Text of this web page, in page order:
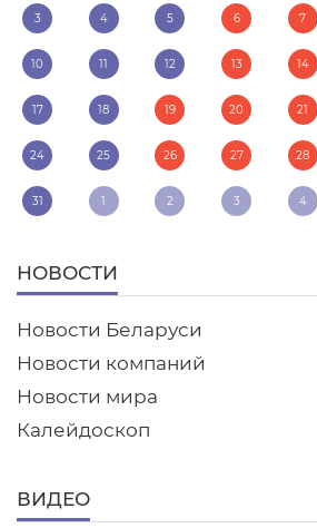
3 4 5 6 7
10 11 12 13 14
17 18 19 20 21
24 25 26 27 28
31 1 2 3 4
НОВОСТИ
Новости Беларуси
Новости компаний
Новости мира
Калейдоскоп
ВИДЕО